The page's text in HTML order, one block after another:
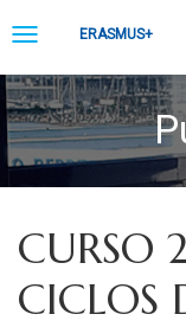
to ToggleERASMUS+
CURSO
CICLOS